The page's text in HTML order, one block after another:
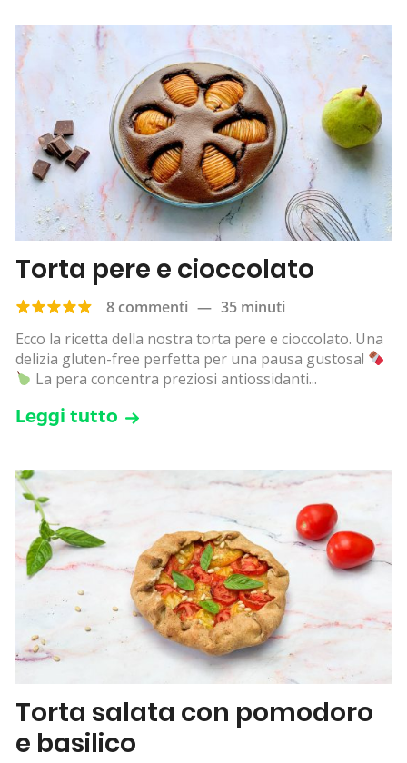
Torta pere e cioccolato
8 commenti — 35 minuti
Ecco la ricetta della nostra torta pere e cioccolato. Una
delizia gluten-free perfetta per una pausa gustosa!
La pera concentra preziosi antiossidanti...
Leggi tutto
Torta salata con pomodoro
e basilico